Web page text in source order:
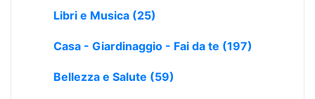
Libri e Musica (25)
Casa - Giardinaggio - Fai da te (197)
Bellezza e Salute (59)